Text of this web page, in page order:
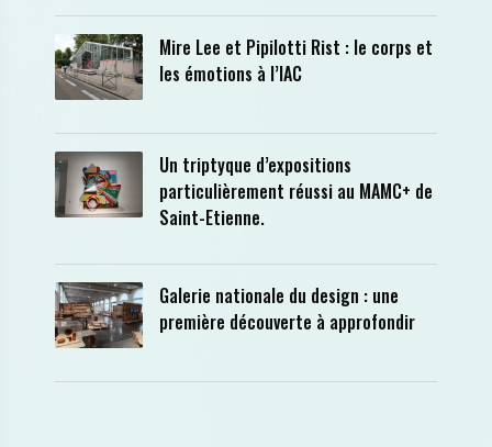
Mire Lee et Pipilotti Rist : le corps et
les émotions à l’IAC
Un triptyque d’expositions
particulièrement réussi au MAMC+ de
Saint-Etienne.
Galerie nationale du design : une
première découverte à approfondir